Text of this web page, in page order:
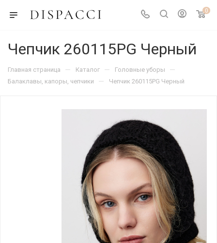
0
Чепчик 260115PG Черный
Главная страница — Каталог — Головные уборы —
Балаклавы, капоры, чепчики — Чепчик 260115PG Черный